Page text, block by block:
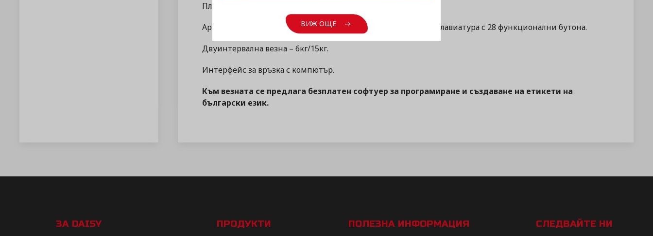
Пластмасов корпус и тава от неръждаема стомана.
Артикулна клавиатура с 2х112 бързи бутона, допълнителна клавиатура с 28 функционални бутона.
Двуинтервална везна – 6кг/15кг.
Интерфейс за връзка с компютър.
Към везната се предлага безплатен софтуер за програмиране и създаване на етикети на
български език.
ЗА DAISY ПРОДУКТИ ПОЛЕЗНА ИНФОРМАЦИЯ СЛЕДВАЙТЕ НИ
ВИЖ ОЩЕ